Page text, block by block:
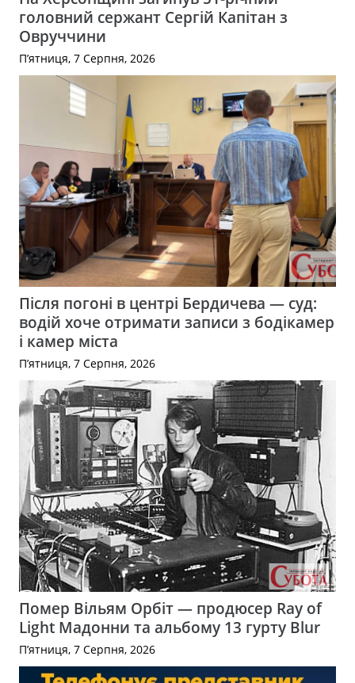
головний сержант Сергій Капітан з
Овруччини
П’ятниця, 7 Серпня, 2026
Після погоні в центрі Бердичева — суд:
водій хоче отримати записи з бодікамер
і камер міста
П’ятниця, 7 Серпня, 2026
Помер Вільям Орбіт — продюсер Ray of
Light Мадонни та альбому 13 гурту Blur
П’ятниця, 7 Серпня, 2026